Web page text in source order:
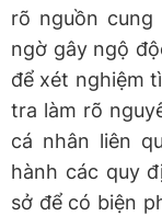
rõ nguồn cung
ngờ gây ngộ
để xét nghiệm
tra làm rõ
cá nhân liên
hành các quy
sở để có biện